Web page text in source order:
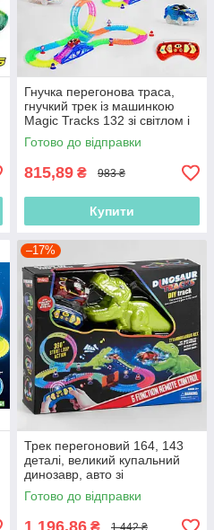
Гнучка перегонова траса,
гнучкий трек із машинкою
Magic Tracks 132 зі світлом і
звуком, довжина траси 348
см
Готово до відправки
815,89 ₴ 983 ₴
Купити
–17%
Трек перегоновий 164, 143
деталі, великий купальний
динозавр, авто зі
світлодіодами, розвідний міст
Готово до відправки
1 442 ₴